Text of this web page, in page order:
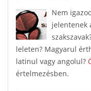
Nem
jelentenek
leleten? Magyarul
latinul vagy angolul?
értelmezésben.